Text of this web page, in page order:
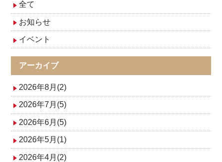
ゲ
ー
シ
ョ
ン
全て
お知らせ
イベント
アーカイブ
2026年8月(2)
2026年7月(5)
2026年6月(5)
2026年5月(1)
2026年4月(2)